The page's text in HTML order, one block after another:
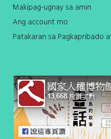
Makipag-ugnay sa amin
Ang account mo
Patakaran sa Pagkapribado